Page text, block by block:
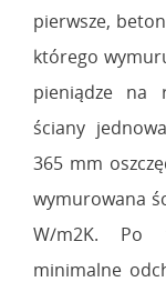
pierwsze,
którego
pieniądze na
ściany
365 mm
wymurowana
W/m2K. Po
minimalne